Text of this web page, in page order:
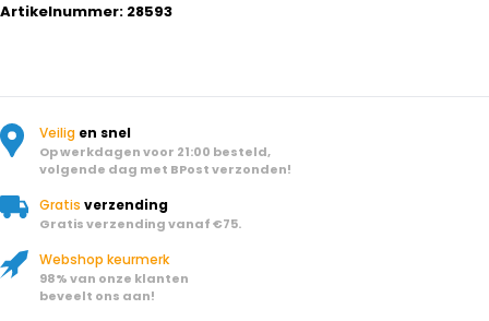
Artikelnummer: 28593
Veilig en snel
Op werkdagen voor 21:00 besteld,
volgende dag met BPost verzonden!
Gratis verzending
Gratis verzending vanaf €75.
Webshop keurmerk
98% van onze klanten
beveelt ons aan!